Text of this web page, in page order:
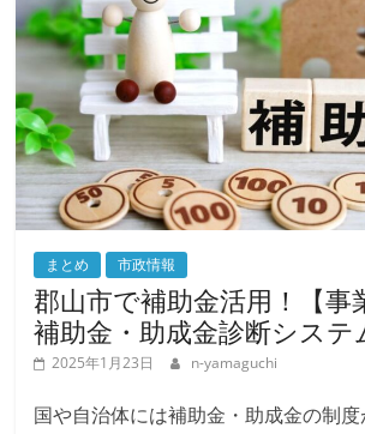
まとめ 市政情報
郡山市で補助金活用！【事
補助金・助成金診断システ